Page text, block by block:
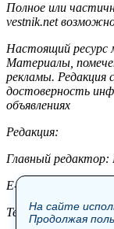
Полное или
vestnik.net
Настоящий
Материалы,
рекламы. Редакция
достоверность
объявлениях
Редакция:
Главный
E-mail:
Тел.: +7 (921) 720-
На сайте
Продолжая